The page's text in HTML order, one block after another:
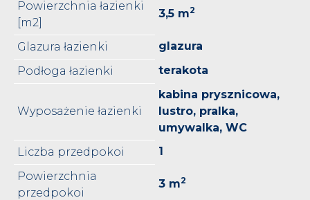
Powierzchnia łazienki
[m2]
3,5 m2
Glazura łazienki
glazura
Podłoga łazienki
terakota
Wyposażenie łazienki
kabina prysznicowa,
lustro, pralka,
umywalka, WC
Liczba przedpokoi
1
Powierzchnia
przedpokoi
3 m2